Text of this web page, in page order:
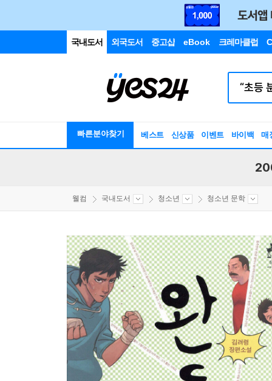
국내도서 외국도서 중고샵 eBook 크레마클럽
빠른분야찾기 베스트 신상품 이벤트 바이백 매
웰컴 국내도서 청소년 청소년 문학